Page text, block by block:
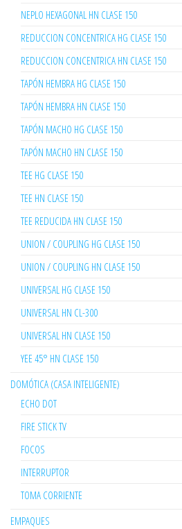
NEPLO HEXAGONAL HN CLASE 150
REDUCCION CONCENTRICA HG CLASE 150
REDUCCION CONCENTRICA HN CLASE 150
TAPÓN HEMBRA HG CLASE 150
TAPÓN HEMBRA HN CLASE 150
TAPÓN MACHO HG CLASE 150
TAPÓN MACHO HN CLASE 150
TEE HG CLASE 150
TEE HN CLASE 150
TEE REDUCIDA HN CLASE 150
UNION / COUPLING HG CLASE 150
UNION / COUPLING HN CLASE 150
UNIVERSAL HG CLASE 150
UNIVERSAL HN CL-300
UNIVERSAL HN CLASE 150
YEE 45° HN CLASE 150
DOMÓTICA (CASA INTELIGENTE)
ECHO DOT
FIRE STICK TV
FOCOS
INTERRUPTOR
TOMA CORRIENTE
EMPAQUES